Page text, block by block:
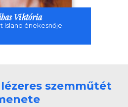
Viktória
Island énekesnője
szemműtét